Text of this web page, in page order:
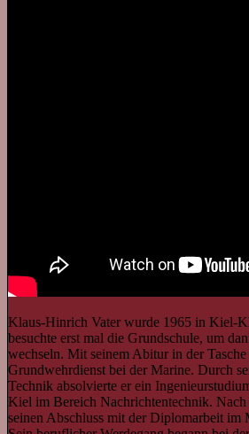
Klaus-Hinrich Vater wurde 1965 in Kiel-
besuchte erst mal die Grundschule, um
wechseln. Mit seinem Abitur in der Tasche
Grundwehrdienst bei der Marine. Durch
Technik absolvierte er ein
Kiel im Bereich Nachrichtentechnik. Nach
seinen Abschluss mit der Diplomarbeit im